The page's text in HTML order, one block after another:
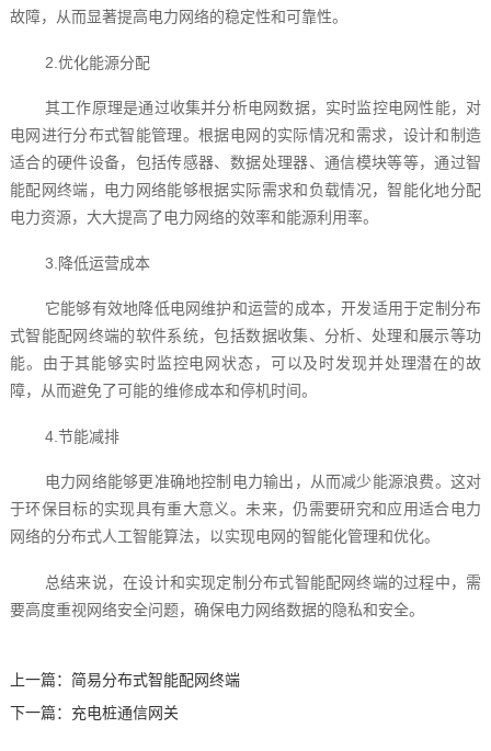
故障，从而显著提高电力网络的稳定性和可靠性。
2.优化能源分配
其工作原理是通过收集并分析电网数据，实时监控电网性能，对
电网进行分布式智能管理。根据电网的实际情况和需求，设计和制造
适合的硬件设备，包括传感器、数据处理器、通信模块等等，通过智
能配网终端，电力网络能够根据实际需求和负载情况，智能化地分配
电力资源，大大提高了电力网络的效率和能源利用率。
3.降低运营成本
它能够有效地降低电网维护和运营的成本，开发适用于定制分布
式智能配网终端的软件系统，包括数据收集、分析、处理和展示等功
能。由于其能够实时监控电网状态，可以及时发现并处理潜在的故
障，从而避免了可能的维修成本和停机时间。
4.节能减排
电力网络能够更准确地控制电力输出，从而减少能源浪费。这对
于环保目标的实现具有重大意义。未来，仍需要研究和应用适合电力
网络的分布式人工智能算法，以实现电网的智能化管理和优化。
总结来说，在设计和实现定制分布式智能配网终端的过程中，需
要高度重视网络安全问题，确保电力网络数据的隐私和安全。
上一篇： 简易分布式智能配网终端
下一篇： 充电桩通信网关